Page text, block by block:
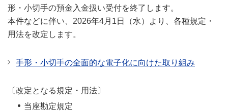
形・小切手の預金入金扱い受付を終了します。
本件などに伴い、2026年4月1日（水）より、各種規定・
用法を改定します。
手形・小切手の全面的な電子化に向けた取り組み
〔改定となる規定・用法〕
当座勘定規定